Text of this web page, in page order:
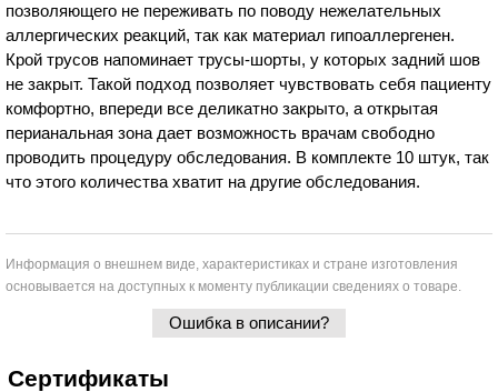
позволяющего не переживать по поводу нежелательных
аллергических реакций, так как материал гипоаллергенен.
Крой трусов напоминает трусы-шорты, у которых задний шов
не закрыт. Такой подход позволяет чувствовать себя пациенту
комфортно, впереди все деликатно закрыто, а открытая
перианальная зона дает возможность врачам свободно
проводить процедуру обследования. В комплекте 10 штук, так
что этого количества хватит на другие обследования.
Информация о внешнем виде, характеристиках и стране изготовления
основывается на доступных к моменту публикации сведениях о товаре.
Ошибка в описании?
Сертификаты